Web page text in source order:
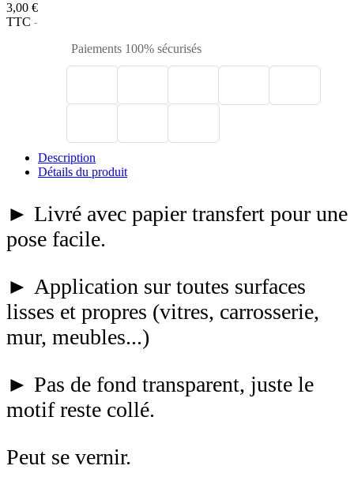
3,00 €
TTC
Paiements 100% sécurisés
Description
Détails du produit
► Livré avec papier transfert pour une
pose facile.
► Application sur toutes surfaces
lisses et propres (vitres, carrosserie,
mur, meubles...)
► Pas de fond transparent, juste le
motif reste collé.
Peut se vernir.